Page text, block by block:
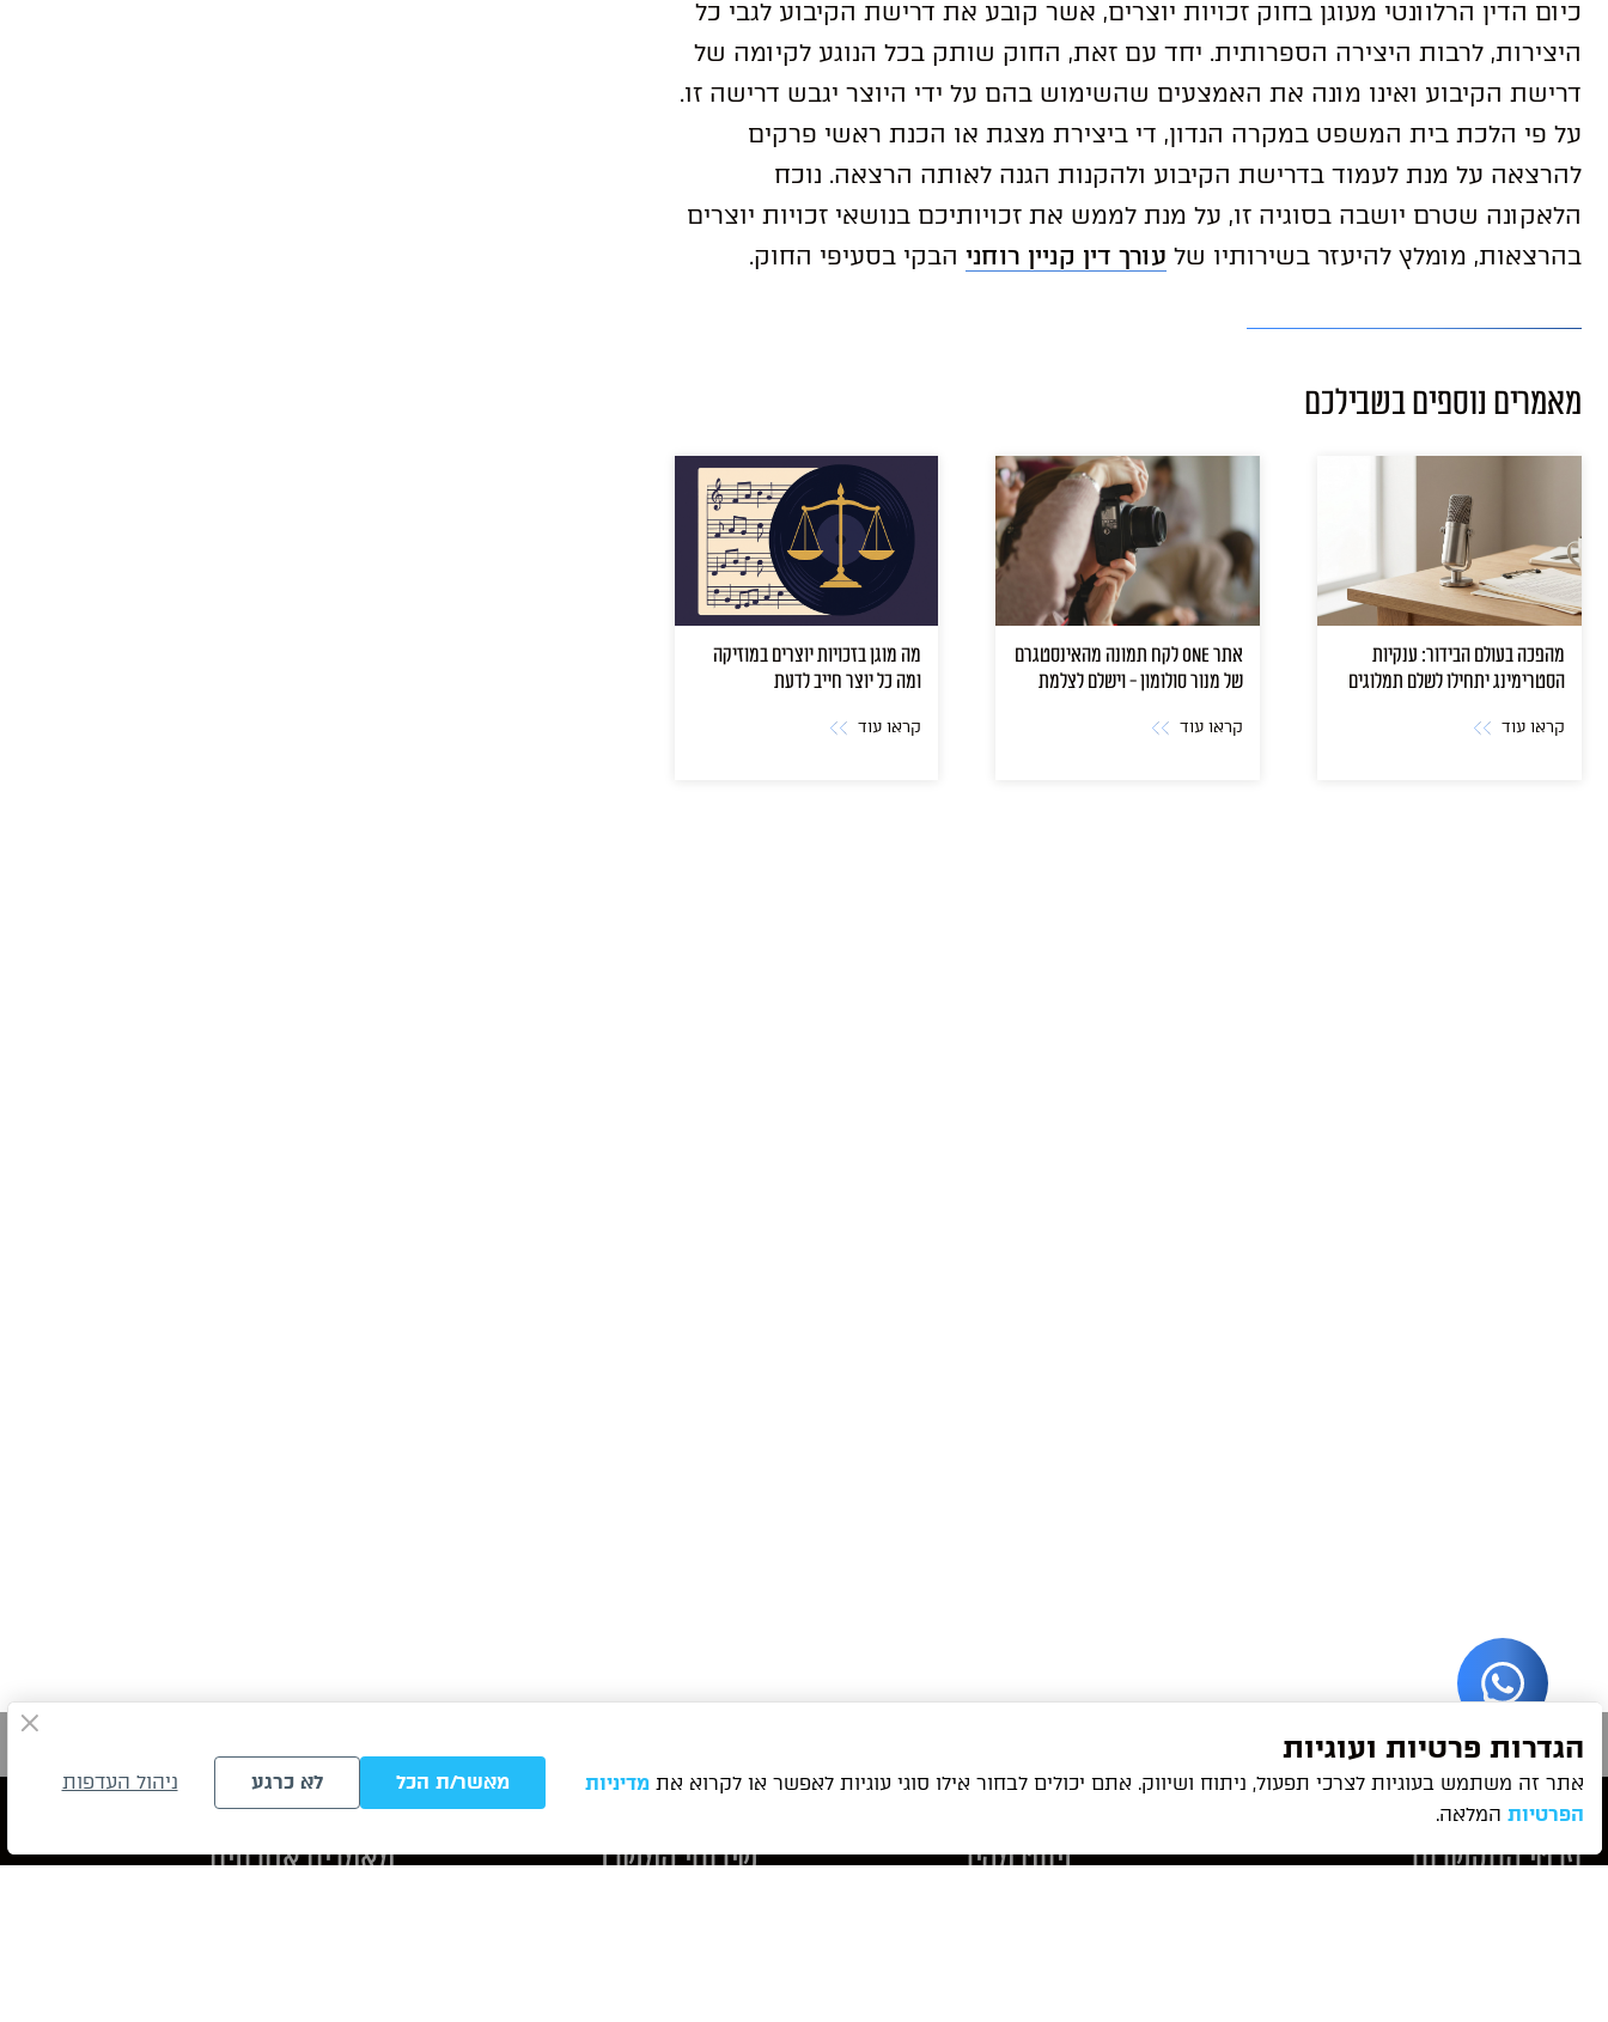
כיום הדין הרלוונטי מעוגן בחוק זכויות יוצרים, אשר קובע את דרישת הקיבוע לגבי כל
היצירות, לרבות היצירה הספרותית. יחד עם זאת, החוק שותק בכל הנוגע לקיומה של
דרישת הקיבוע ואינו מונה את האמצעים שהשימוש בהם על ידי היוצר יגבש דרישה זו.
על פי הלכת בית המשפט במקרה הנדון, די ביצירת מצגת או הכנת ראשי פרקים
להרצאה על מנת לעמוד בדרישת הקיבוע ולהקנות הגנה לאותה הרצאה. נוכח
הלאקונה שטרם יושבה בסוגיה זו, על מנת לממש את זכויותיכם בנושאי זכויות יוצרים
בהרצאות, מומלץ להיעזר בשירותיו של עורך דין קניין רוחני הבקי בסעיפי החוק.
מאמרים נוספים בשבילכם
מהפכה בעולם הבידור: ענקיות
הסטרימינג יתחילו לשלם תמלוגים
קראו עוד
אתר ONE לקח תמונה מהאינסטגרם
של מנור סולומון - וישלם לצלמת
קראו עוד
מה מוגן בזכויות יוצרים במוזיקה
ומה כל יוצר חייב לדעת
קראו עוד
פרטי התקשרות ניווט מהיר שירותי המשרד מאמרים אחרונים
הגדרות פרטיות ועוגיות
אתר זה משתמש בעוגיות לצרכי תפעול, ניתוח ושיווק. אתם יכולים לבחור אילו סוגי עוגיות לאפשר או לקרוא את מדיניות
הפרטיות המלאה.
ניהול העדפות לא כרגע מאשר/ת הכל